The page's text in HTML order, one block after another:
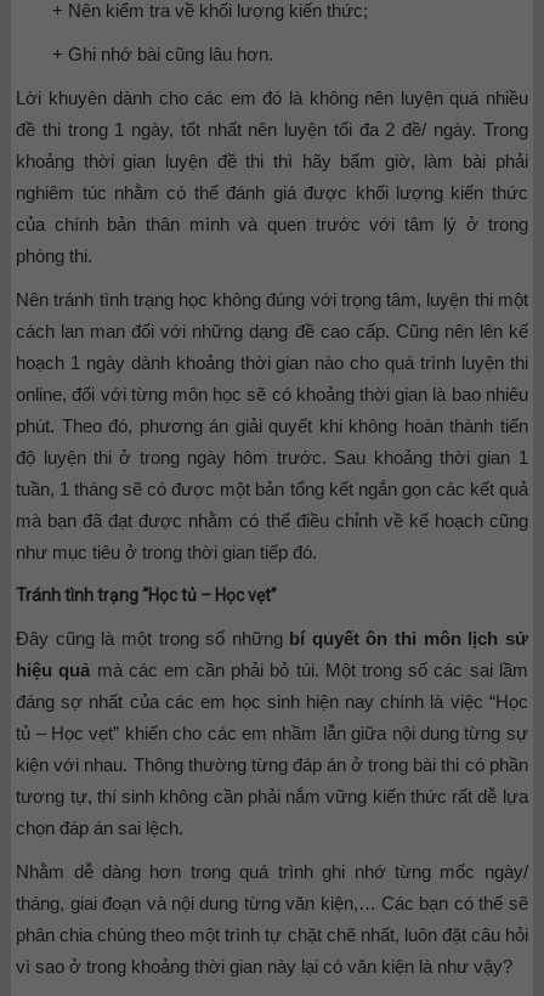
+ Nên kiểm tra về khối lượng kiến thức;
+ Ghi nhớ bài cũng lâu hơn.
Lời khuyên dành cho các em đó là không nên luyện quá nhiều
đề thi trong 1 ngày, tốt nhất nên luyện tối đa 2 đề/ ngày. Trong
khoảng thời gian luyện đề thi thì hãy bấm giờ, làm bài phải
nghiêm túc nhằm có thể đánh giá được khối lượng kiến thức
của chính bản thân mình và quen trước với tâm lý ở trong
phòng thi.
Nên tránh tình trạng học không đúng với trọng tâm, luyện thi một
cách lan man đối với những dạng đề cao cấp. Cũng nên lên kế
hoạch 1 ngày dành khoảng thời gian nào cho quá trình luyện thi
online, đối với từng môn học sẽ có khoảng thời gian là bao nhiêu
phút. Theo đó, phương án giải quyết khi không hoàn thành tiến
độ luyện thi ở trong ngày hôm trước. Sau khoảng thời gian 1
tuần, 1 tháng sẽ có được một bản tổng kết ngắn gọn các kết quả
mà bạn đã đạt được nhằm có thể điều chỉnh về kế hoạch cũng
như mục tiêu ở trong thời gian tiếp đó.
Tránh tình trạng “Học tủ – Học vẹt”
Đây cũng là một trong số những bí quyết ôn thi môn lịch sử
hiệu quả mà các em cần phải bỏ túi. Một trong số các sai lầm
đáng sợ nhất của các em học sinh hiện nay chính là việc “Học
tủ – Học vẹt” khiến cho các em nhầm lẫn giữa nội dung từng sự
kiện với nhau. Thông thường từng đáp án ở trong bài thi có phần
tương tự, thí sinh không cần phải nắm vững kiến thức rất dễ lựa
chọn đáp án sai lệch.
Nhằm dễ dàng hơn trong quá trình ghi nhớ từng mốc ngày/
tháng, giai đoạn và nội dung từng văn kiện,… Các bạn có thể sẽ
phân chia chúng theo một trình tự chặt chẽ nhất, luôn đặt câu hỏi
vì sao ở trong khoảng thời gian này lại có văn kiện là như vậy?